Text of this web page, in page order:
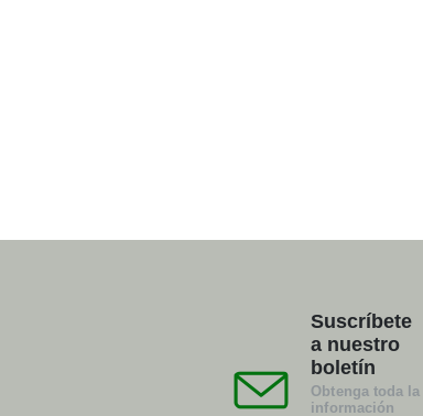
Suscríbete
a nuestro
boletín
Obtenga toda la
información